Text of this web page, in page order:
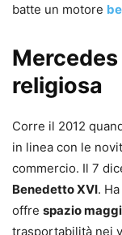
batte un motore
religiosa
Corre il 2012
in linea con le
commercio. Il 7
Benedetto XVI.
offre spazio
trasportabilità nei